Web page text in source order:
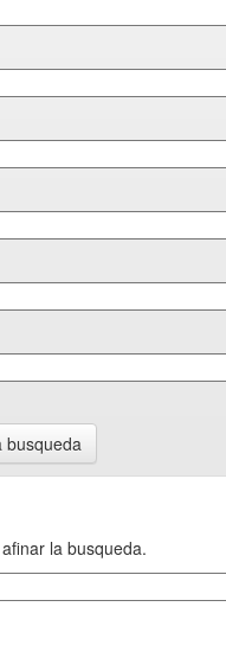
busqueda
la busqueda.